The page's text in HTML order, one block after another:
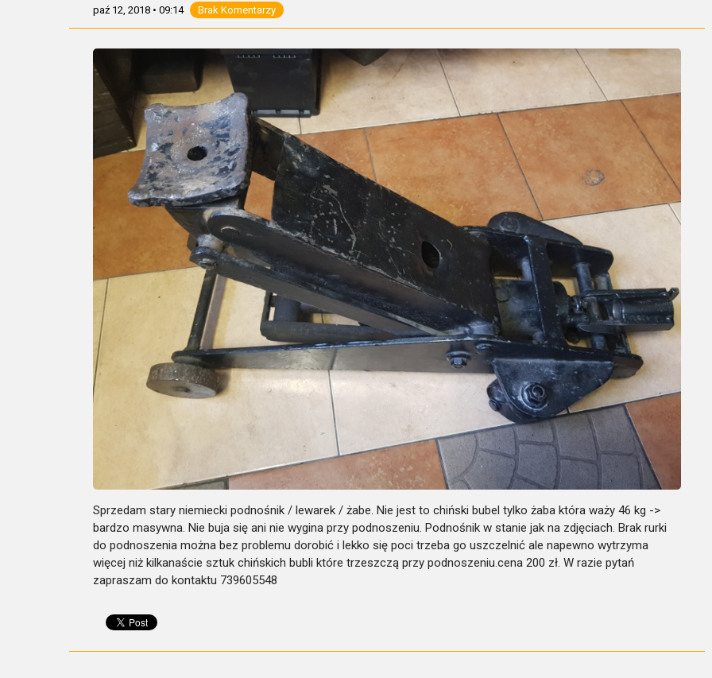
paź 12, 2018 • 09:14 Brak Komentarzy
Sprzedam stary niemiecki podnośnik / lewarek / żabe. Nie jest to chiński bubel tylko żaba która waży 46 kg ->
bardzo masywna. Nie buja się ani nie wygina przy podnoszeniu. Podnośnik w stanie jak na zdjęciach. Brak rurki
do podnoszenia można bez problemu dorobić i lekko się poci trzeba go uszczelnić ale napewno wytrzyma
więcej niż kilkanaście sztuk chińskich bubli które trzeszczą przy podnoszeniu.cena 200 zł. W razie pytań
zapraszam do kontaktu 739605548